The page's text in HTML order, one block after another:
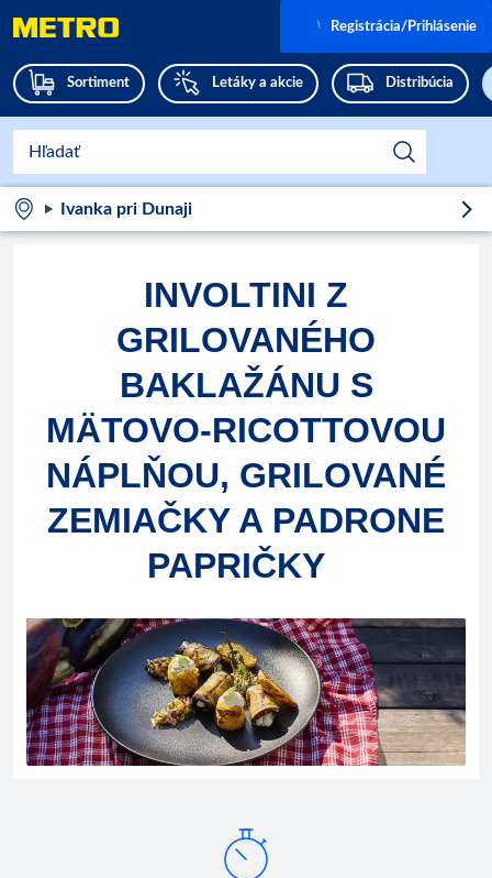
Sortiment Letáky a akcie Distribúcia
Registrácia/Prihlásenie
Ivanka pri Dunaji
INVOLTINI Z
GRILOVANÉHO
BAKLAŽÁNU S
MÄTOVO-RICOTTOVOU
NÁPLŇOU, GRILOVANÉ
ZEMIAČKY A PADRONE
PAPRIČKY